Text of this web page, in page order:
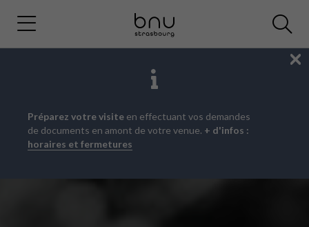
Aller
au
menu
Aller
au
contenu
Aller
à
la
Préparez votre visite en effectuant vos demandes
de documents en amont de votre venue. + d'infos :
horaires et fermetures